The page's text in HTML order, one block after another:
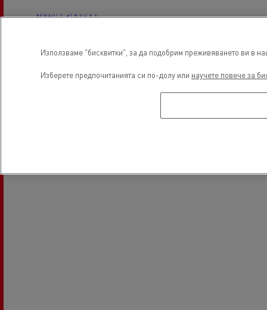
Electrical Vehicles
Използваме "бисквитки", за да подобрим преживяването ви в
Изберете предпочитанията си по-долу или научете повече за